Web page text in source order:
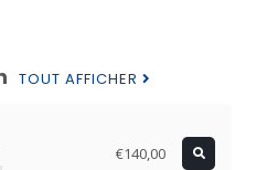
TOUT AFFICHER
€140,00